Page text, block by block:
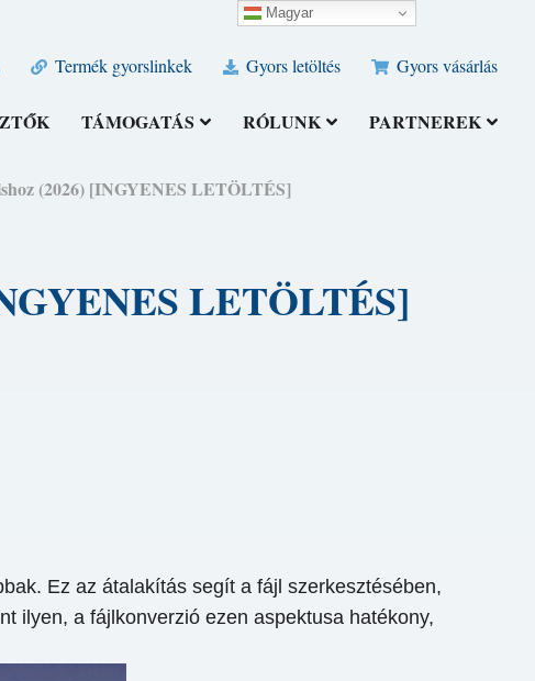
Termék gyorslinkek Gyors letöltés Gyors vásárlás
TÁMOGATÁS RÓLUNK PARTNEREK
(2026) [INGYENES LETÖLTÉS]
LETÖLTÉS]
Ez az átalakítás segít a fájl szerkesztésében,
ilyen, a fájlkonverzió ezen aspektusa hatékony,
Magyar